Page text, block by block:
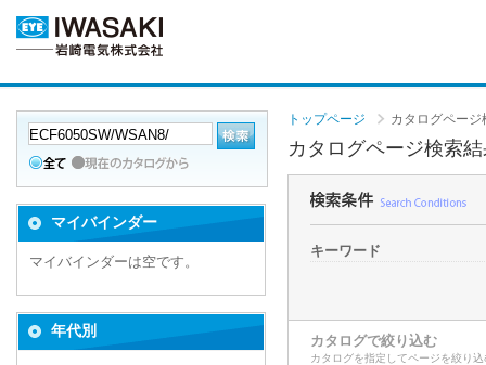
トップページ カタログページ
カタログページ検索
キーワード
カタログで絞り込む
カタログを指定してページを絞り
マイバインダー
マイバインダーは空です。
年代別